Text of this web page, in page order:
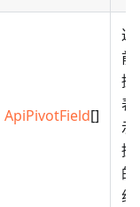
ApiPivotField[]
返
前
据
表
示
据
的
组